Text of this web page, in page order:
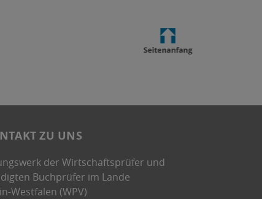
ZU UNS
der Wirtschaftsprüfer und
Buchprüfer im Lande
Westfalen (WPV)